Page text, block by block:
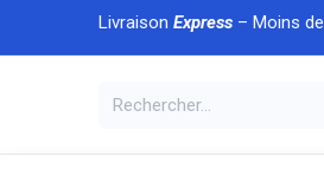
Se rendre au contenu
Livraison Express– Moins de